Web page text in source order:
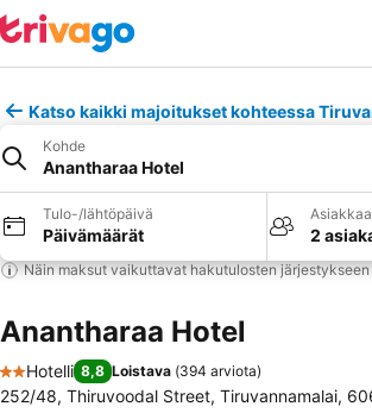
Katso kaikki majoitukset kohteessa
Kohde
Anantharaa Hotel
Tulo-/lähtöpäivä
Päivämäärät 2
Näin maksut vaikuttavat hakutulosten järjestykseen
Anantharaa Hotel
2 Tähtiluokitus
Hotelli 8,8 Loistava (394 arviota)
252/48, Thiruvoodal Street, Tiruvannamalai,